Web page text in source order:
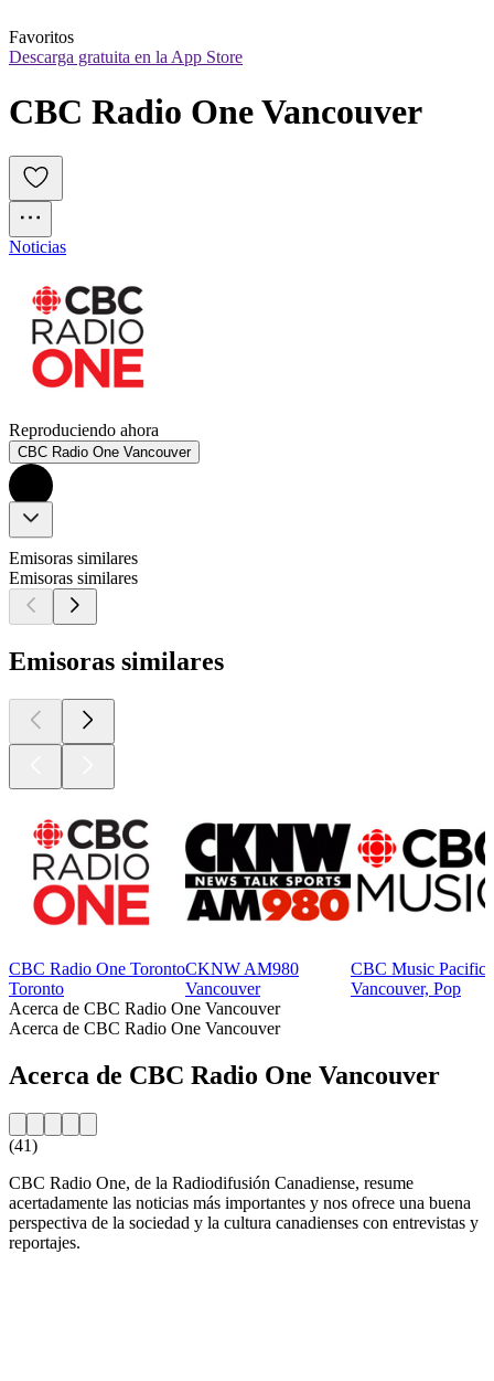
Favoritos
Descarga gratuita en la App Store
CBC Radio One Vancouver
Noticias
Reproduciendo ahora
CBC Radio One Vancouver
Emisoras similares
Emisoras similares
Emisoras similares
CBC Radio One Toronto
Toronto
CKNW AM980
Vancouver
CBC Music Pacific
Vancouver, Pop
Acerca de CBC Radio One Vancouver
Acerca de CBC Radio One Vancouver
Acerca de CBC Radio One Vancouver
(41)
CBC Radio One, de la Radiodifusión Canadiense, resume
acertadamente las noticias más importantes y nos ofrece una buena
perspectiva de la sociedad y la cultura canadienses con entrevistas y
reportajes.